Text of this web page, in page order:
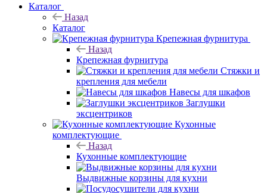
Каталог
Назад
Каталог
Крепежная фурнитура
Назад
Крепежная фурнитура
Стяжки и
крепления для мебели
Навесы для шкафов
Заглушки
эксцентриков
Кухонные
комплектующие
Назад
Кухонные комплектующие
Выдвижные корзины для кухни